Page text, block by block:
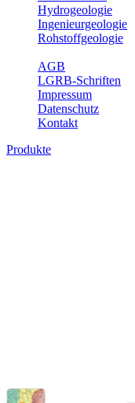
Hydrogeologie
Ingenieurgeologie
Rohstoffgeologie
AGB
LGRB-Schriften
Impressum
Datenschutz
Kontakt
Produkte